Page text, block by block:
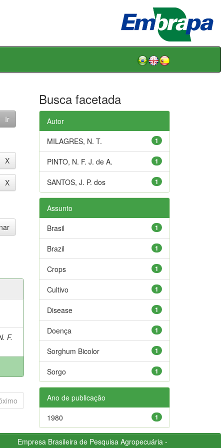
F.
Busca facetada
Autor
1
MILAGRES, N. T.
1
PINTO, N. F. J. de A.
1
SANTOS, J. P. dos
Assunto
1
Brasil
1
Brazil
1
Crops
1
Cultivo
1
Disease
1
Doença
1
Sorghum Bicolor
1
Sorgo
Ano de publicação
1
1980
Empresa Brasileira de Pesquisa Agropecuária -